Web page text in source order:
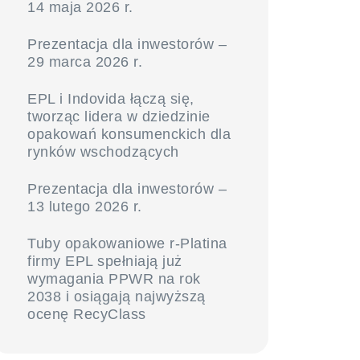
14 maja 2026 r.
Prezentacja dla inwestorów –
29 marca 2026 r.
EPL i Indovida łączą się,
tworząc lidera w dziedzinie
opakowań konsumenckich dla
rynków wschodzących
Prezentacja dla inwestorów –
13 lutego 2026 r.
Tuby opakowaniowe r-Platina
firmy EPL spełniają już
wymagania PPWR na rok
2038 i osiągają najwyższą
ocenę RecyClass